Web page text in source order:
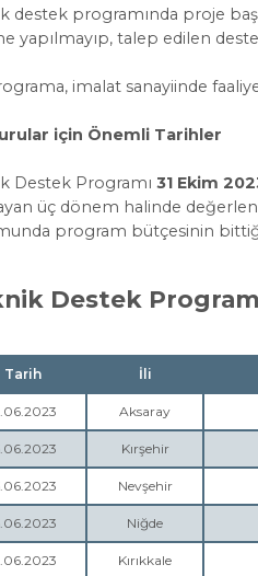
destek programında proje
yapılmayıp, talep edilen
imalat sanayiinde
için Önemli Tarihler
Destek Programı 31 Ekim
üç dönem halinde
program bütçesinin
Destek
Tarih İli
Aksaray
Kırşehir
Nevşehir
Niğde
Kırıkkale